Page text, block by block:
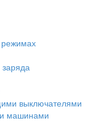
выключателями
машинами